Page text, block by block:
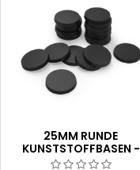
25MM RUNDE
KUNSTSTOFFBASEN -
SCHWARZ